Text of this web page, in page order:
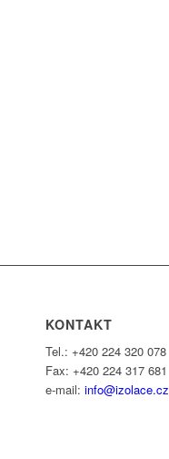
KONTAKT
Tel.: +420 224 320 078
Fax: +420 224 317 681
e-mail:info@izolace.cz